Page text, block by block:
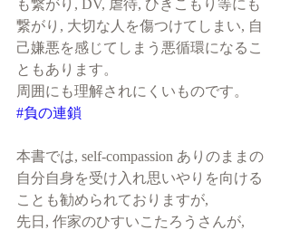
も繋がり, DV, 虐待, ひきこもり等にも
繋がり, 大切な人を傷つけてしまい, 自
己嫌悪を感じてしまう悪循環になるこ
ともあります。
周囲にも理解されにくいものです。
#負の連鎖
本書では, self-compassion ありのままの
自分自身を受け入れ思いやりを向ける
ことも勧められておりますが,
先日, 作家のひすいこたろうさんが,